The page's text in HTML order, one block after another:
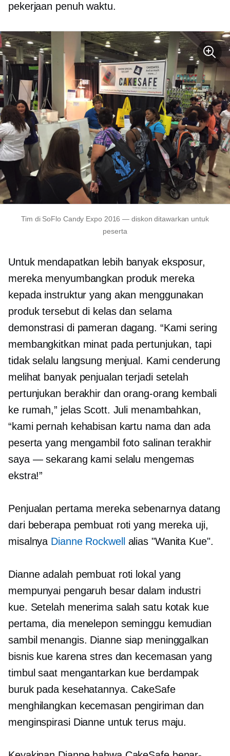
pekerjaan penuh waktu.
Tim di SoFlo Candy Expo 2016 — diskon ditawarkan untuk
peserta
Untuk mendapatkan lebih banyak eksposur,
mereka menyumbangkan produk mereka
kepada instruktur yang akan menggunakan
produk tersebut di kelas dan selama
demonstrasi di pameran dagang. “Kami sering
membangkitkan minat pada pertunjukan, tapi
tidak selalu langsung menjual. Kami cenderung
melihat banyak penjualan terjadi setelah
pertunjukan berakhir dan orang-orang kembali
ke rumah,” jelas Scott. Juli menambahkan,
“kami pernah kehabisan kartu nama dan ada
peserta yang mengambil foto salinan terakhir
saya — sekarang kami selalu mengemas
ekstra!”
Penjualan pertama mereka sebenarnya datang
dari beberapa pembuat roti yang mereka uji,
misalnya Dianne Rockwell alias "Wanita Kue".
Dianne adalah pembuat roti lokal yang
mempunyai pengaruh besar dalam industri
kue. Setelah menerima salah satu kotak kue
pertama, dia menelepon seminggu kemudian
sambil menangis. Dianne siap meninggalkan
bisnis kue karena stres dan kecemasan yang
timbul saat mengantarkan kue berdampak
buruk pada kesehatannya. CakeSafe
menghilangkan kecemasan pengiriman dan
menginspirasi Dianne untuk terus maju.